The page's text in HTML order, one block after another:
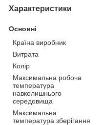
Характеристики
Основні
Країна виробник
Витрата
Колір
Максимальна робоча
температура
навколишнього
середовища
Максимальна
температура зберігання